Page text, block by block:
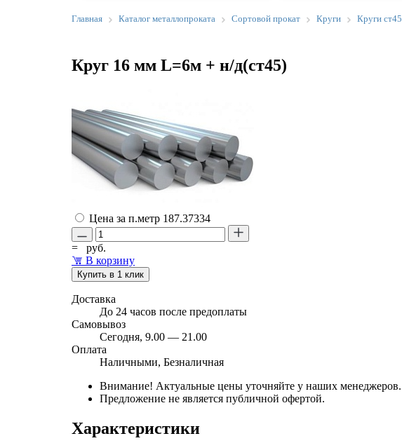
Главная Каталог металлопроката Сортовой прокат Круги Круги ст45
Круг 16 мм L=6м + н/д(ст45)
Цена за п.метр 187.37334
=
руб.
В корзину
Купить в 1 клик
Доставка
До 24 часов после предоплаты
Самовывоз
Сегодня, 9.00 — 21.00
Оплата
Наличными, Безналичная
Внимание! Актуальные цены уточняйте у наших менеджеров.
Предложение не является публичной офертой.
Характеристики